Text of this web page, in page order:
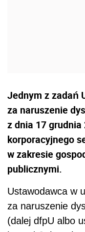
Jednym z zadań
za naruszenie
z dnia 17 grudnia
korporacyjnego
w zakresie
publicznymi.
Ustawodawca w
za naruszenie
(dalej dfpU albo